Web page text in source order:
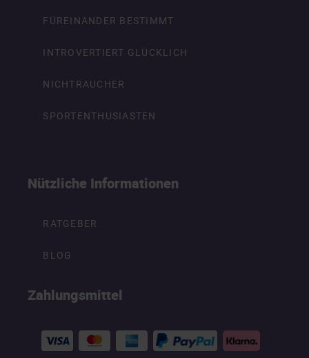
FÜREINANDER BESTIMMT
INTROVERTIERT GLÜCKLICH
NICHTRAUCHER
SPORTENTHUSIASTEN
Nützliche Informationen
RATGEBER
BLOG
Zahlungsmittel